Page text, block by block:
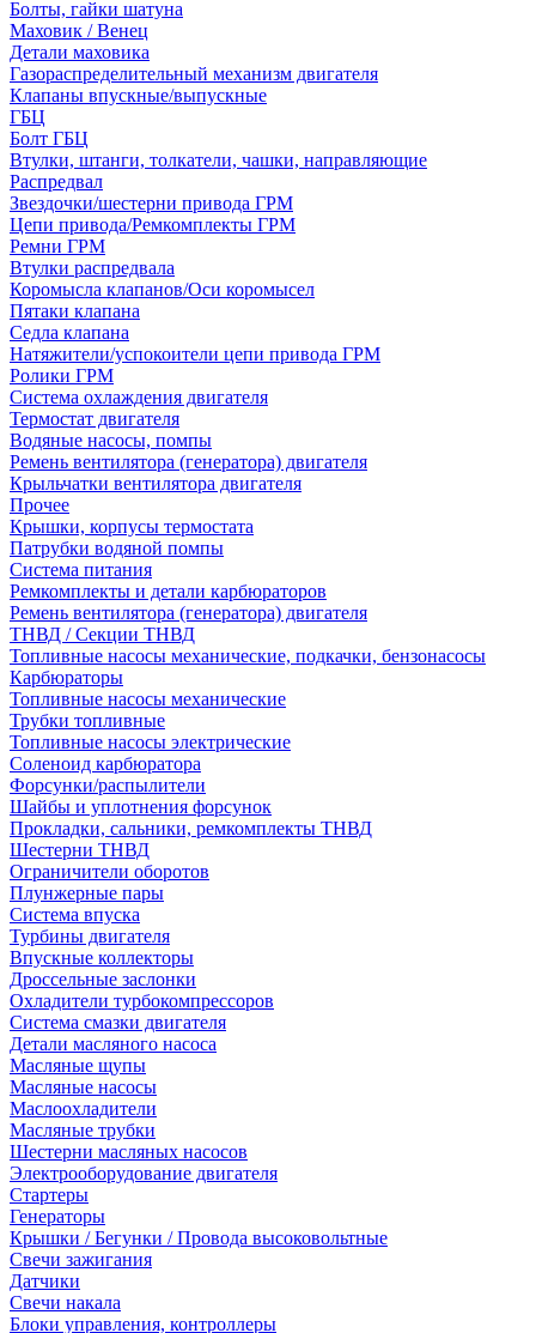
Болты, гайки шатуна
Маховик / Венец
Детали маховика
Газораспределительный механизм двигателя
Клапаны впускные/выпускные
ГБЦ
Болт ГБЦ
Втулки, штанги, толкатели, чашки, направляющие
Распредвал
Звездочки/шестерни привода ГРМ
Цепи привода/Ремкомплекты ГРМ
Ремни ГРМ
Втулки распредвала
Коромысла клапанов/Оси коромысел
Пятаки клапана
Седла клапана
Натяжители/успокоители цепи привода ГРМ
Ролики ГРМ
Система охлаждения двигателя
Термостат двигателя
Водяные насосы, помпы
Ремень вентилятора (генератора) двигателя
Крыльчатки вентилятора двигателя
Прочее
Крышки, корпусы термостата
Патрубки водяной помпы
Система питания
Ремкомплекты и детали карбюраторов
Ремень вентилятора (генератора) двигателя
ТНВД / Секции ТНВД
Топливные насосы механические, подкачки, бензонасосы
Карбюраторы
Топливные насосы механические
Трубки топливные
Топливные насосы электрические
Соленоид карбюратора
Форсунки/распылители
Шайбы и уплотнения форсунок
Прокладки, сальники, ремкомплекты ТНВД
Шестерни ТНВД
Ограничители оборотов
Плунжерные пары
Система впуска
Турбины двигателя
Впускные коллекторы
Дроссельные заслонки
Охладители турбокомпрессоров
Система смазки двигателя
Детали масляного насоса
Масляные щупы
Масляные насосы
Маслоохладители
Масляные трубки
Шестерни масляных насосов
Электрооборудование двигателя
Стартеры
Генераторы
Крышки / Бегунки / Провода высоковольтные
Свечи зажигания
Датчики
Свечи накала
Блоки управления, контроллеры